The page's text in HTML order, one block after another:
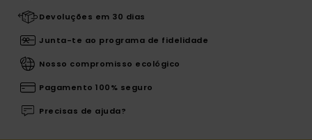
Devoluções em 30 dias
Junta-te ao programa de fidelidade
Nosso compromisso ecológico
Pagamento 100% seguro
Precisas de ajuda?